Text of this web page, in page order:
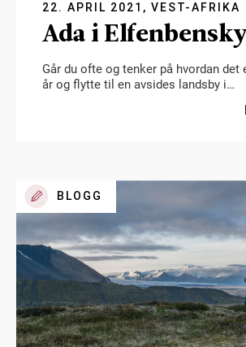
22. APRIL 2021, VEST-AFRIKA
Ada i
Går du ofte og tenker på hvordan
år og flytte til en avsides landsby i…
BLOGG